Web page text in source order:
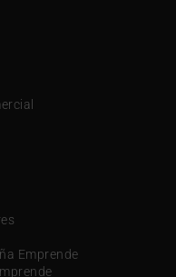
Emprende